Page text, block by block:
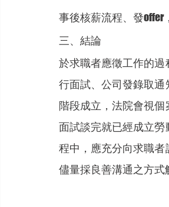
事後核薪流程、發
三、結論
於求職者應徵工作的
行面試、公司發錄取
階段成立，法院會視
面試談完就已經成立
程中，應充分向求職
儘量採良善溝通之方